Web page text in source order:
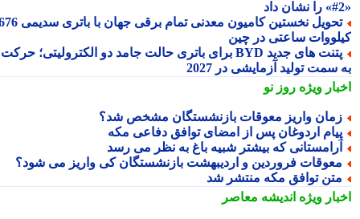
تحویل نخستین کامیون معدنی تمام برقی جهان با باتری سدیمی 676
ساعتی در چین
پتنت های جدید BYD برای باتری حالت جامد دو الکترولیتی؛ حرکت
سمت تولید آزمایشی در 2027
ویژهروز نو
واریز معوقات بازنشستگان مشخص شد؟
اردوغان پس از امضای توافق دفاعی مکه
که بیشتر شبیه باغ به نظر می رسد
فروردین و اردیبهشت بازنشستگان کی واریز می شود؟
توافق مکه منتشر شد
ویژهاندیشه معاصر